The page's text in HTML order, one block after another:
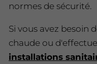
normes de sécurité.
Si vous avez besoin
chaude ou
installations